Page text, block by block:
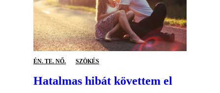
ÉN. TE. NŐ. SZÖKÉS
Hatalmas hibát követtem el